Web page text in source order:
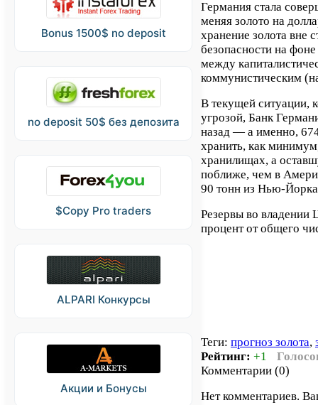
Bonus 1500$ no deposit
no deposit 50$ без депозита
$Copy Pro traders
ALPARI Конкурсы
Акции и Бонусы
Германия стала
меняя золото на
хранение золота
безопасности на
между
коммунистическим
В текущей ситуации,
угрозой, Банк
назад — а именно,
хранить, как
хранилищах, а
поближе, чем в
90 тонн из Нью-
Резервы во владении
процент от общего
Теги: прогноз золота,
Рейтинг: +1
Комментарии (0)
Нет комментариев.